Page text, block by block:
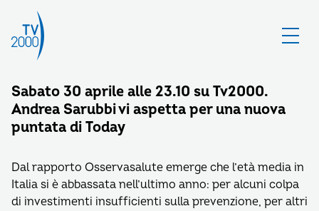
Sabato 30 aprile alle 23.10 su Tv2000.
Andrea Sarubbi vi aspetta per una nuova
puntata di Today
Dal rapporto Osservasalute emerge che l’età media in
Italia si è abbassata nell’ultimo anno: per alcuni colpa
di investimenti insufficienti sulla prevenzione, per altri